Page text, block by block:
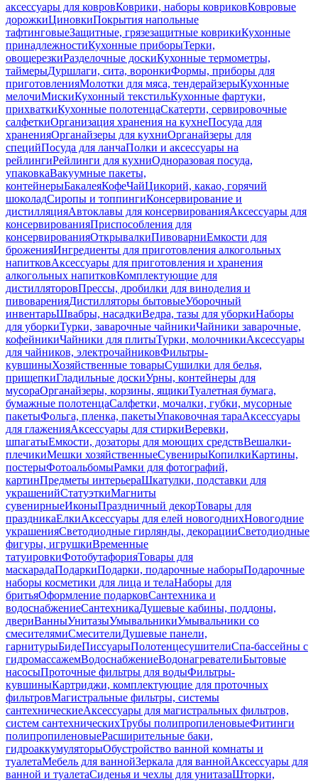
аксессуары для ковровКоврики, наборы ковриковКовровые
дорожкиЦиновкиПокрытия напольные
тафтинговыеЗащитные, грязезащитные коврикиКухонные
принадлежностиКухонные приборыТерки,
овощерезкиРазделочные доскиКухонные термометры,
таймерыДуршлаги, сита, воронкиФормы, приборы для
приготовленияМолотки для мяса, тендерайзерыКухонные
мелочиМискиКухонный текстильКухонные фартуки,
прихваткиКухонные полотенцаСкатерти, сервировочные
салфеткиОрганизация хранения на кухнеПосуда для
храненияОрганайзеры для кухниОрганайзеры для
специйПосуда для ланчаПолки и аксессуары на
рейлингиРейлинги для кухниОдноразовая посуда,
упаковкаВакуумные пакеты,
контейнерыБакалеяКофеЧайЦикорий, какао, горячий
шоколадСиропы и топпингиКонсервирование и
дистилляцияАвтоклавы для консервированияАксессуары для
консервированияПриспособления для
консервированияОткрывалкиПивоварниЕмкости для
броженияИнгредиенты для приготовления алкогольных
напитковАксессуары для приготовления и хранения
алкогольных напитковКомплектующие для
дистилляторовПрессы, дробилки для виноделия и
пивоваренияДистилляторы бытовыеУборочный
инвентарьШвабры, насадкиВедра, тазы для уборкиНаборы
для уборкиТурки, заварочные чайникиЧайники заварочные,
кофейникиЧайники для плитыТурки, молочникиАксессуары
для чайников, электрочайниковФильтры-
кувшиныХозяйственные товарыСушилки для белья,
прищепкиГладильные доскиУрны, контейнеры для
мусораОрганайзеры, корзины, ящикиТуалетная бумага,
бумажные полотенцаСалфетки, мочалки, губки, мусорные
пакетыФольга, пленка, пакетыУпаковочная тараАксессуары
для глаженияАксессуары для стиркиВеревки,
шпагатыЕмкости, дозаторы для моющих средствВешалки-
плечикиМешки хозяйственныеСувенирыКопилкиКартины,
постерыФотоальбомыРамки для фотографий,
картинПредметы интерьераШкатулки, подставки для
украшенийСтатуэткиМагниты
сувенирныеИконыПраздничный декорТовары для
праздникаЕлкиАксессуары для елей новогоднихНовогодние
украшенияСветодиодные гирлянды, декорацииСветодиодные
фигуры, игрушкиВременные
татуировкиФотобутафорияТовары для
маскарадаПодаркиПодарки, подарочные наборыПодарочные
наборы косметики для лица и телаНаборы для
бритьяОформление подарковСантехника и
водоснабжениеСантехникаДушевые кабины, поддоны,
двериВанныУнитазыУмывальникиУмывальники со
смесителямиСмесителиДушевые панели,
гарнитурыБидеПиссуарыПолотенцесушителиСпа-бассейны с
гидромассажемВодоснабжениеВодонагревателиБытовые
насосыПроточные фильтры для водыФильтры-
кувшиныКартриджи, комплектующие для проточных
фильтровМагистральные фильтры, системы
сантехническиеАксессуары для магистральных фильтров,
систем сантехническихТрубы полипропиленовыеФитинги
полипропиленовыеРасширительные баки,
гидроаккумуляторыОбустройство ванной комнаты и
туалетаМебель для ваннойЗеркала для ваннойАксессуары для
ванной и туалетаСиденья и чехлы для унитазаШторки,